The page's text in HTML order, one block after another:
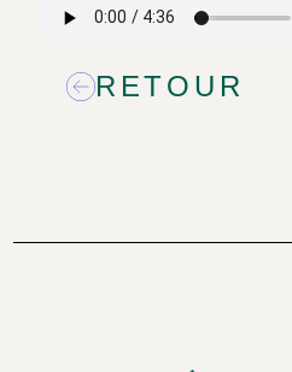
RETOUR